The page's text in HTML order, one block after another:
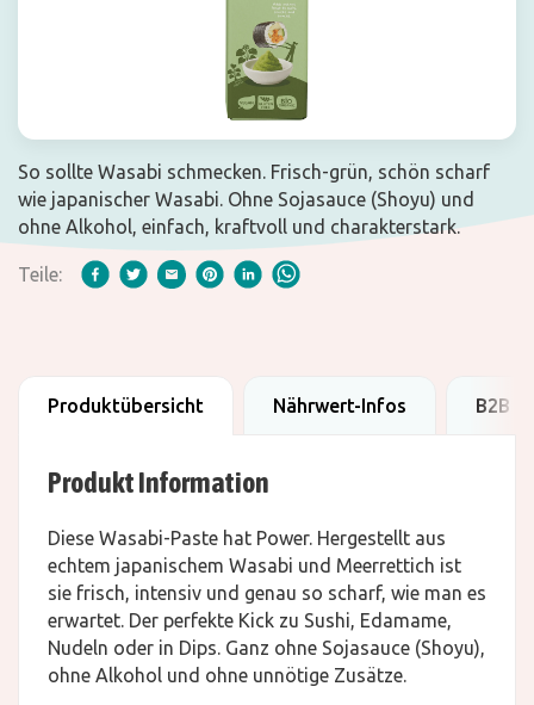
So sollte Wasabi schmecken. Frisch-grün, schön scharf
wie japanischer Wasabi. Ohne Sojasauce (Shoyu) und
ohne Alkohol, einfach, kraftvoll und charakterstark.
Teile:
Produktübersicht Nährwert-Infos B2B
Produkt Information
Diese Wasabi-Paste hat Power. Hergestellt aus
echtem japanischem Wasabi und Meerrettich ist
sie frisch, intensiv und genau so scharf, wie man es
erwartet. Der perfekte Kick zu Sushi, Edamame,
Nudeln oder in Dips. Ganz ohne Sojasauce (Shoyu),
ohne Alkohol und ohne unnötige Zusätze.